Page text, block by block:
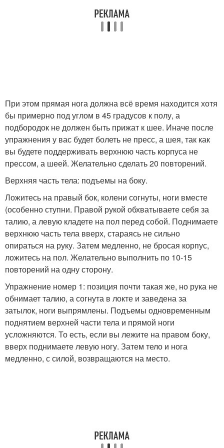
При этом прямая нога должна всё время находится хотя
бы примерно под углом в 45 градусов к полу, а
подбородок не должен быть прижат к шее. Иначе после
упражнения у вас будет болеть не пресс, а шея, так как
вы будете поддерживать верхнюю часть корпуса не
прессом, а шеей. Желательно сделать 20 повторений.
Верхняя часть тела: подъемы на боку.
Ложитесь на правый бок, колени согнуты, ноги вместе
(особенно ступни. Правой рукой обхватываете себя за
талию, а левую кладете на пол перед собой. Поднимаете
верхнюю часть тела вверх, стараясь не сильно
опираться на руку. Затем медленно, не бросая корпус,
ложитесь на пол. Желательно выполнить по 10-15
повторений на одну сторону.
Упражнение номер 1: позиция почти такая же, но рука не
обнимает талию, а согнута в локте и заведена за
затылок, ноги выпрямлены. Подъемы одновременным
поднятием верхней части тела и прямой ноги
усложняются. То есть, если вы лежите на правом боку,
вверх поднимаете левую ногу. Затем тело и нога
медленно, с силой, возвращаются на место.